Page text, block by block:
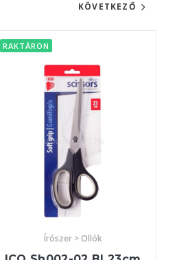
KÖVETKEZŐ
RAKTÁRON
Írószer > Ollók